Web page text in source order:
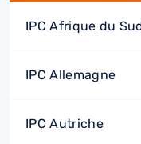
IPC Afrique du
IPC Allemagne
IPC Autriche